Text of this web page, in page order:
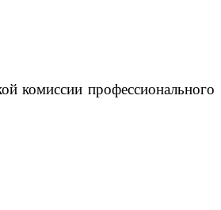
профессионального